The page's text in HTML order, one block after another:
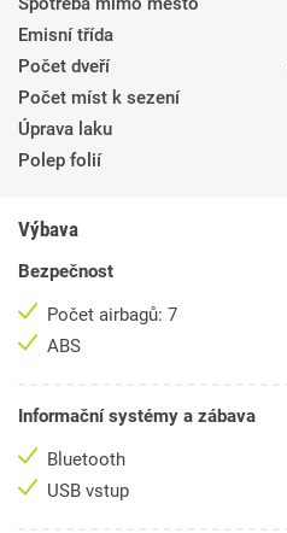
Emisní třída
Počet dveří
Počet míst k sezení
Úprava laku
Polep folií
Výbava
Bezpečnost
Počet airbagů: 7
ABS
Informační systémy a zábava
Bluetooth
USB vstup